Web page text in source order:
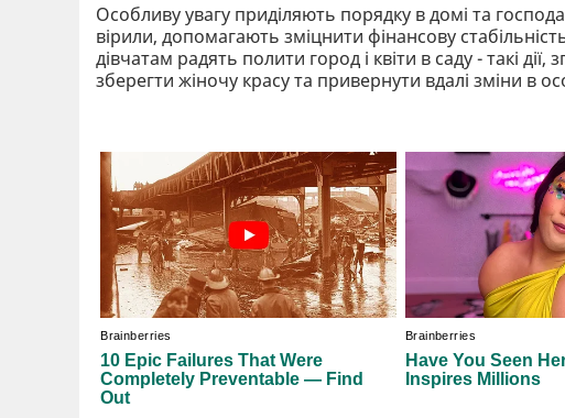
Особливу увагу приділяють порядку в домі та
вірили, допомагають зміцнити фінансову
дівчатам радять полити город і квіти в саду - такі
зберегти жіночу красу та привернути вдалі зміни в